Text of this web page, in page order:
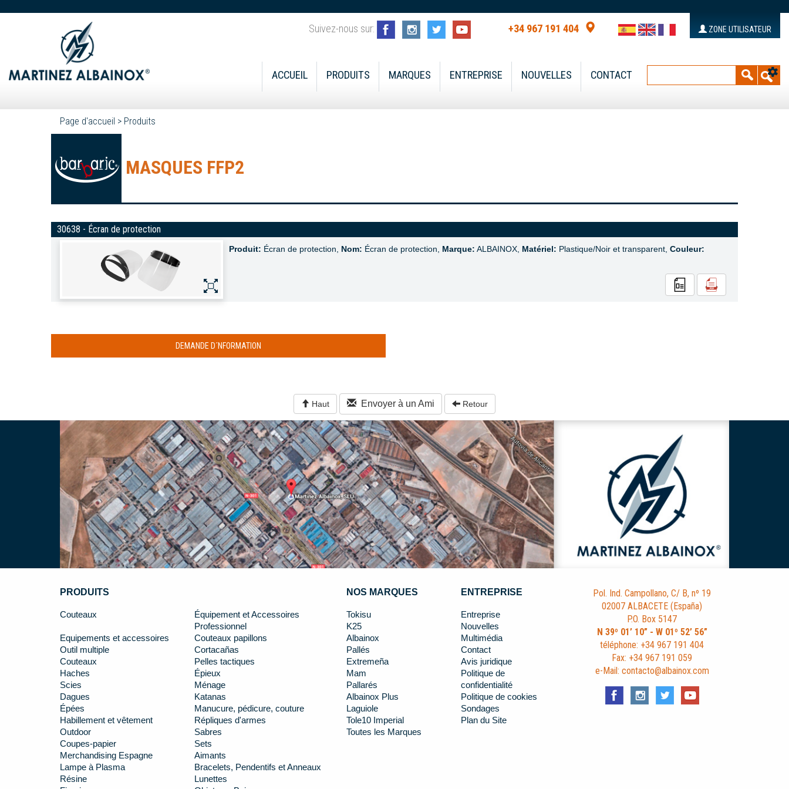
Suivez-nous sur: +34 967 191 404 ZONE UTILISATEUR
ACCUEIL PRODUITS MARQUES ENTREPRISE NOUVELLES CONTACT
Page d'accueil > Produits
MASQUES FFP2
30638 - Écran de protection
Produit: Écran de protection, Nom: Écran de protection, Marque: ALBAINOX, Matériel: Plastique/Noir et transparent, Couleur:
DEMANDE D´NFORMATION
Haut Envoyer à un Ami Retour
PRODUITS
Couteaux
Équipement et Accessoires
Professionnel
Equipements et accessoires
Couteaux papillons
Outil multiple
Cortacañas
Couteaux
Pelles tactiques
Haches
Épieux
Scies
Ménage
Dagues
Katanas
Épées
Manucure, pédicure, couture
Habillement et vêtement
Répliques d'armes
Outdoor
Sabres
Coupes-papier
Sets
Merchandising Espagne
Aimants
Lampe à Plasma
Bracelets, Pendentifs et Anneaux
Résine
Lunettes
NOS MARQUES
Tokisu
K25
Albainox
Pallés
Extremeña
Mam
Pallarés
Albainox Plus
Laguiole
Tole10 Imperial
Toutes les Marques
ENTREPRISE
Entreprise
Nouvelles
Multimédia
Contact
Avis juridique
Politique de
confidentialité
Politique de cookies
Sondages
Plan du Site
Pol. Ind. Campollano, C/ B, nº 19
02007 ALBACETE (España)
P.O. Box 5147
N 39º 01’ 10” - W 01º 52’ 56”
téléphone: +34 967 191 404
Fax: +34 967 191 059
e-Mail: contacto@albainox.com